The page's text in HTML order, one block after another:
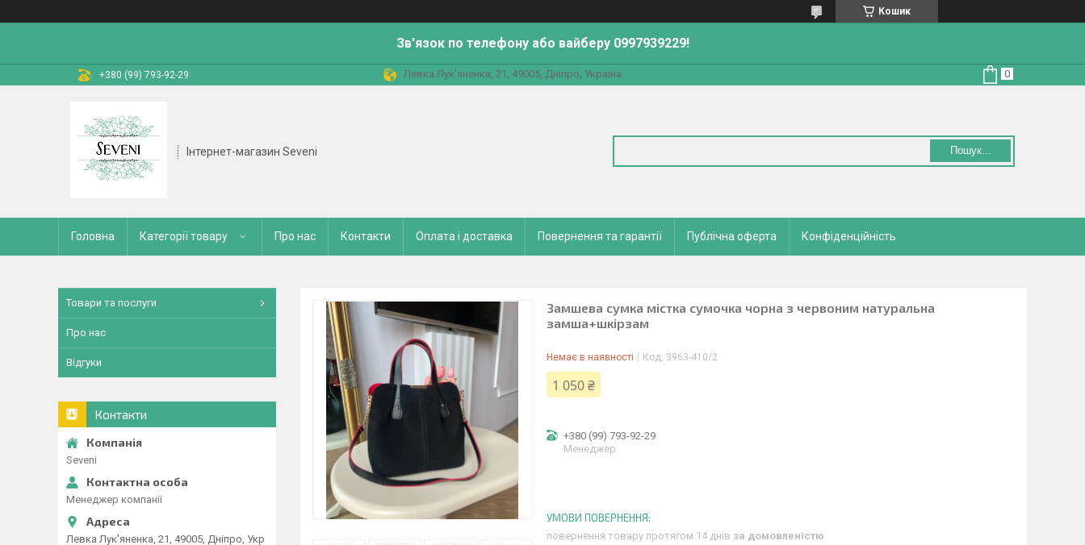
Кошик
Зв'язок по телефону або вайберу 0997939229!
+380 (99) 793-92-29 Левка Лук'яненка, 21, 49005, Дніпро, Україна
Інтернет-магазин Seveni Пошук...
Головна Категорії товару Про нас Контакти Оплата і доставка Повернення та гарантії Публічна оферта Конфіденційність
Замшева сумка містка сумочка чорна з червоним натуральна
замша+шкірзам
Немає в наявності Код: 3963-410/2
1 050 ₴
+380 (99) 793-92-29
Менеджер
повернення товару протягом 14 днів за домовленістю
Товари та послуги
Про нас
Відгуки
Контакти
Seveni
Менеджер компанії
Левка Лук'яненка, 21, 49005, Дніпро, Укр